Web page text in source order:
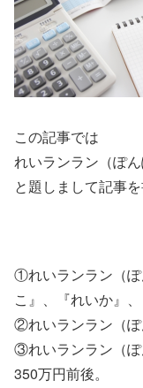
この記事では
れいランラン（ぽ
と題しまして記事を
①れいランラン（
こ』、『れいか』、
②れいランラン（ぽ
③れいランラン（
350万円前後。